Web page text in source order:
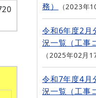
務）
2023年
令和6年度2月
況一覧（工事
2025年02月
令和7年度4月
況一覧（工事